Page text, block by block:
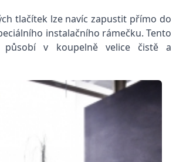
tlačítek lze navíc zapustit přímo do
instalačního rámečku. Tento
působí v koupelně velice čistě a